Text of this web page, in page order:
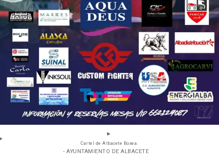
Cartel de Albacete Boxea.
- AYUNTAMIENTO DE ALBACETE